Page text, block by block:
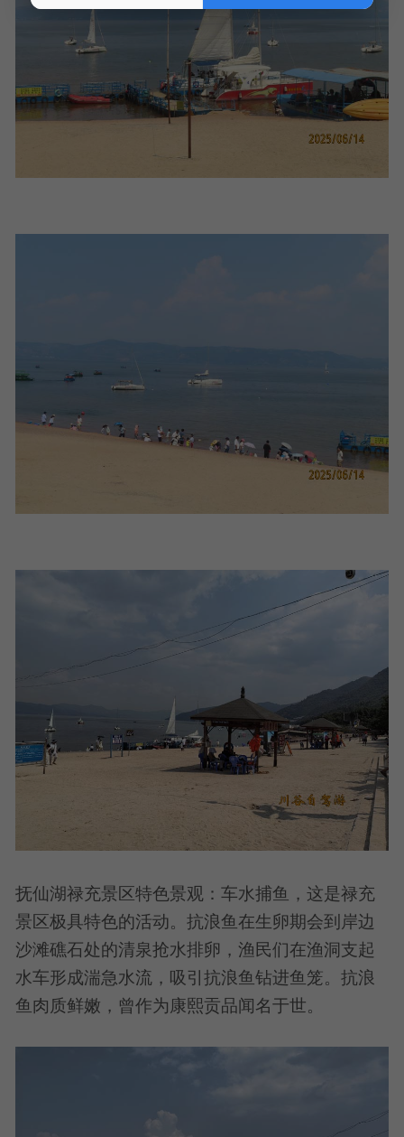
抚仙湖禄充景区特色景观：车水捕鱼，这是禄充
景区极具特色的活动。抗浪鱼在生卵期会到岸边
沙滩礁石处的清泉抢水排卵，渔民们在渔洞支起
水车形成湍急水流，吸引抗浪鱼钻进鱼笼。抗浪
鱼肉质鲜嫩，曾作为康熙贡品闻名于世。